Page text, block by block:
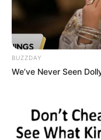
BUZZDAY
We’ve Never Seen